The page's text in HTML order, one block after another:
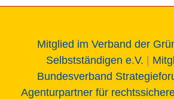
Mitglied im Verband der
Selbstständigen e.V.
Bundesverband
Agenturpartner für